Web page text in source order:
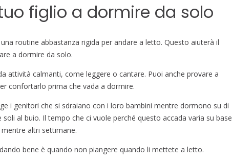
figlio a dormire da solo
routine abbastanza rigida per andare a letto. Questo aiuterà il
a dormire da solo.
attività calmanti, come leggere o cantare. Puoi anche provare a
confortarlo prima che vada a dormire.
i genitori che si sdraiano con i loro bambini mentre dormono su di
al buio. Il tempo che ci vuole perché questo accada varia su base
altri settimane.
bene è quando non piangere quando li mettete a letto.